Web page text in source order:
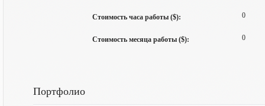
Стоимость часа работы ($): 0
Стоимость месяца работы ($): 0
Портфолио